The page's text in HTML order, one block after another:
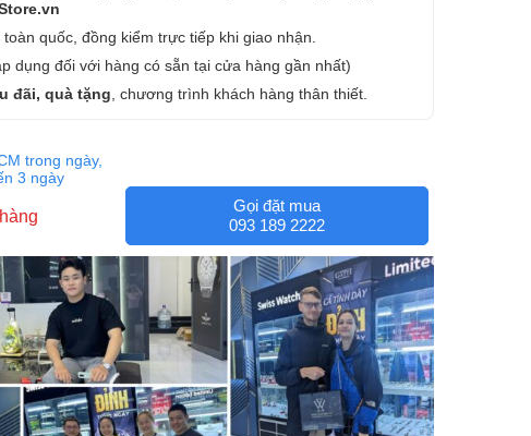
quốc, đồng kiểm trực tiếp khi giao nhận.
dụng đối với hàng có sẵn tại cửa hàng gần nhất)
đãi, quà tặng , chương trình khách hàng thân thiết.
trong ngày,
3 ngày
Gọi đặt mua
093 189 2222